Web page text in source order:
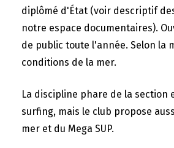
diplômé d'État (voir descriptif
notre espace documentaires).
de public toute l'année. Selon la
conditions de la mer.
La discipline phare de la section
surfing, mais le club propose
mer et du Mega SUP.